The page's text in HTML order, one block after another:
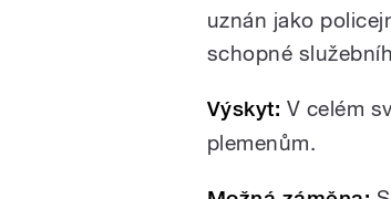
uznán jako
schopné
Výskyt: V celém
plemenům.